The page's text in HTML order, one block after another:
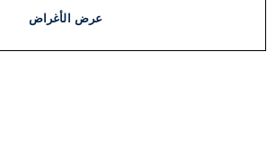
عرض الأغراض